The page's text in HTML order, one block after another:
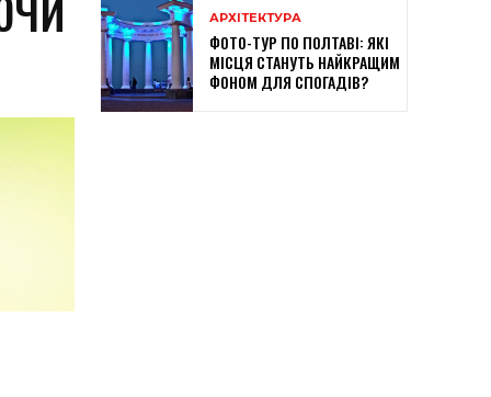
АРХІТЕКТУРА
ФОТО-ТУР ПО ПОЛТАВІ: ЯКІ
МІСЦЯ СТАНУТЬ НАЙКРАЩИМ
ФОНОМ ДЛЯ СПОГАДІВ?